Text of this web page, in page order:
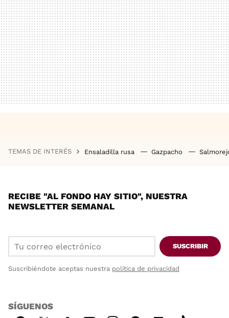
TEMAS DE INTERÉS Ensaladilla rusa Gazpacho
RECIBE "AL FONDO HAY SITIO", NUESTRA
NEWSLETTER SEMANAL
SUSCRIBIR
Suscribiéndote aceptas nuestra política de privacidad
SÍGUENOS